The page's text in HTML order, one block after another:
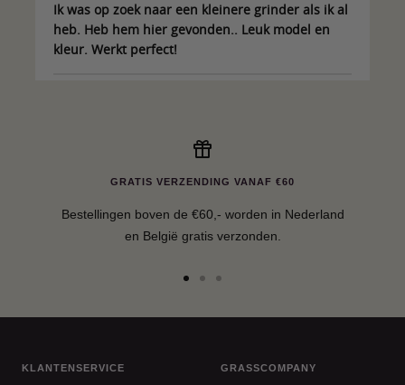
Ik was op zoek naar een kleinere grinder als ik al
heb. Heb hem hier gevonden.. Leuk model en
kleur. Werkt perfect!
GRATIS VERZENDING VANAF €60
Bestellingen boven de €60,- worden in Nederland
en België gratis verzonden.
KLANTENSERVICE GRASSCOMPANY